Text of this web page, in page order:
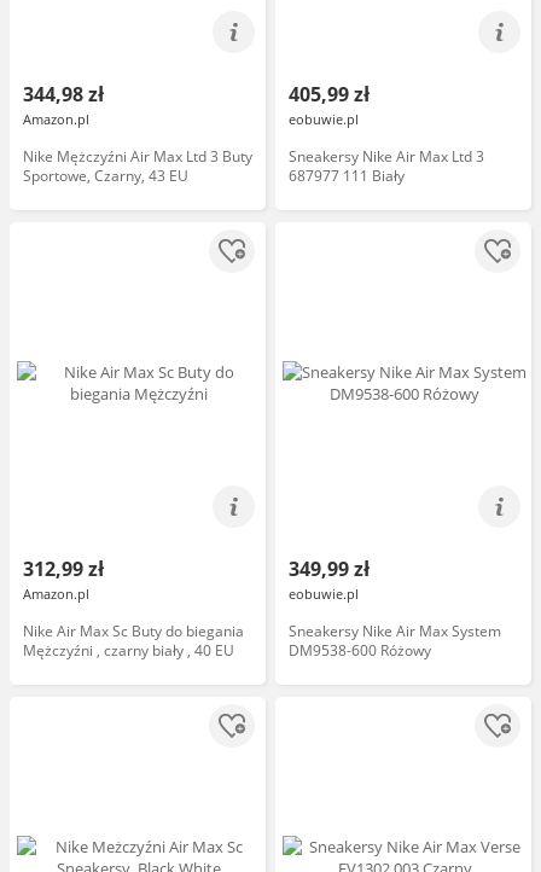
344,98 zł
Amazon.pl
Nike Mężczyźni Air Max Ltd 3 Buty
Sportowe, Czarny, 43 EU
405,99 zł
eobuwie.pl
Sneakersy Nike Air Max Ltd 3
687977 111 Biały
312,99 zł
Amazon.pl
Nike Air Max Sc Buty do biegania
Mężczyźni , czarny biały , 40 EU
349,99 zł
eobuwie.pl
Sneakersy Nike Air Max System
DM9538-600 Różowy